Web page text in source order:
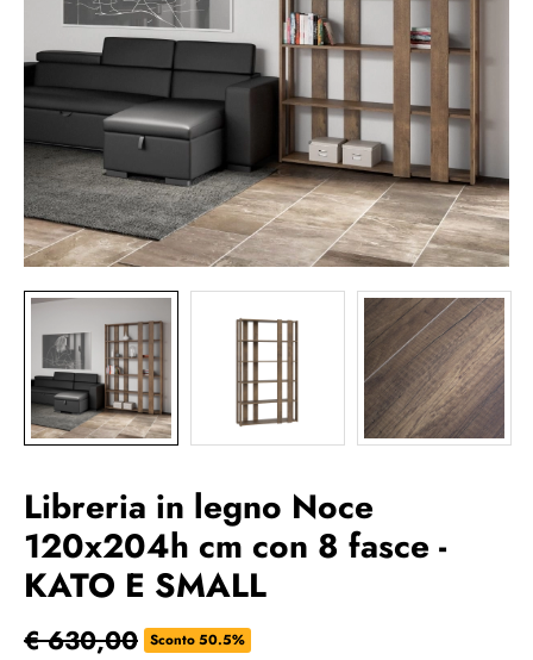
Libreria in legno Noce
120x204h cm con 8 fasce -
KATO E SMALL
€ 630,00 Sconto 50.5%